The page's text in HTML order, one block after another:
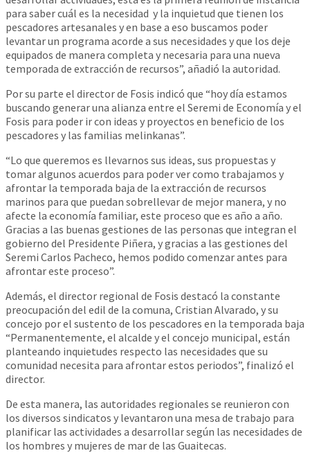
para saber cuál es la necesidad y la inquietud que tienen los
pescadores artesanales y en base a eso buscamos poder
levantar un programa acorde a sus necesidades y que los deje
equipados de manera completa y necesaria para una nueva
temporada de extracción de recursos”, añadió la autoridad.
Por su parte el director de Fosis indicó que “hoy día estamos
buscando generar una alianza entre el Seremi de Economía y el
Fosis para poder ir con ideas y proyectos en beneficio de los
pescadores y las familias melinkanas”.
“Lo que queremos es llevarnos sus ideas, sus propuestas y
tomar algunos acuerdos para poder ver como trabajamos y
afrontar la temporada baja de la extracción de recursos
marinos para que puedan sobrellevar de mejor manera, y no
afecte la economía familiar, este proceso que es año a año.
Gracias a las buenas gestiones de las personas que integran el
gobierno del Presidente Piñera, y gracias a las gestiones del
Seremi Carlos Pacheco, hemos podido comenzar antes para
afrontar este proceso”.
Además, el director regional de Fosis destacó la constante
preocupación del edil de la comuna, Cristian Alvarado, y su
concejo por el sustento de los pescadores en la temporada baja
“Permanentemente, el alcalde y el concejo municipal, están
planteando inquietudes respecto las necesidades que su
comunidad necesita para afrontar estos periodos”, finalizó el
director.
De esta manera, las autoridades regionales se reunieron con
los diversos sindicatos y levantaron una mesa de trabajo para
planificar las actividades a desarrollar según las necesidades de
los hombres y mujeres de mar de las Guaitecas.